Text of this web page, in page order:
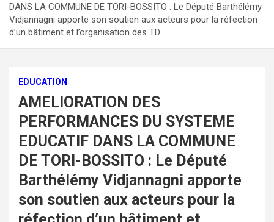
DANS LA COMMUNE DE TORI-BOSSITO : Le Député Barthélémy
Vidjannagni apporte son soutien aux acteurs pour la réfection
d’un bâtiment et l’organisation des TD
EDUCATION
AMELIORATION DES
PERFORMANCES DU SYSTEME
EDUCATIF DANS LA COMMUNE
DE TORI-BOSSITO : Le Député
Barthélémy Vidjannagni apporte
son soutien aux acteurs pour la